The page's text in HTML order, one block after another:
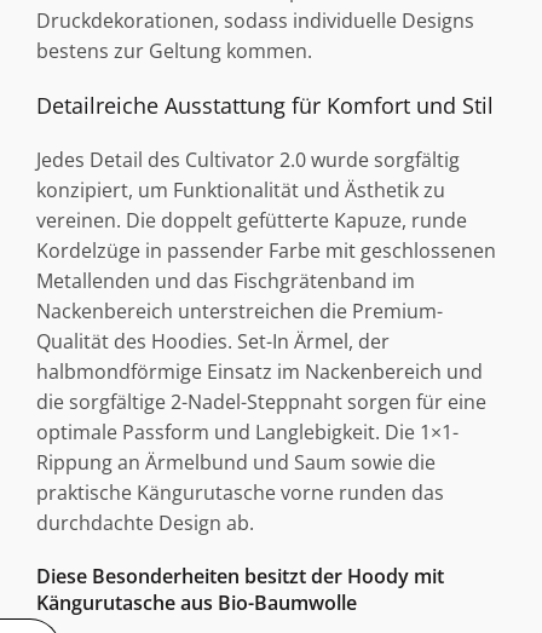
Druckdekorationen, sodass individuelle Designs
bestens zur Geltung kommen.
Detailreiche Ausstattung für Komfort und Stil
Jedes Detail des Cultivator 2.0 wurde sorgfältig
konzipiert, um Funktionalität und Ästhetik zu
vereinen. Die doppelt gefütterte Kapuze, runde
Kordelzüge in passender Farbe mit geschlossenen
Metallenden und das Fischgrätenband im
Nackenbereich unterstreichen die Premium-
Qualität des Hoodies. Set-In Ärmel, der
halbmondförmige Einsatz im Nackenbereich und
die sorgfältige 2-Nadel-Steppnaht sorgen für eine
optimale Passform und Langlebigkeit. Die 1×1-
Rippung an Ärmelbund und Saum sowie die
praktische Kängurutasche vorne runden das
durchdachte Design ab.
Diese Besonderheiten besitzt der Hoody mit
Kängurutasche aus Bio-Baumwolle